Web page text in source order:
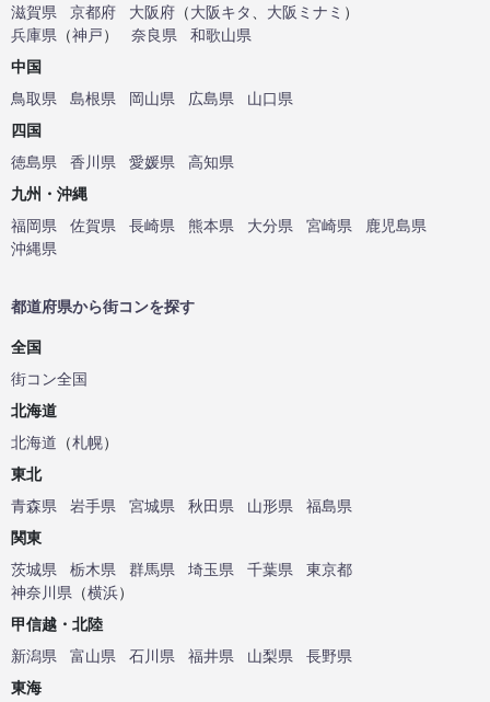
滋賀県
京都府 大阪府 （大阪キタ 大阪ミナミ ）
兵庫県 （神戸） 奈良県
和歌山県
中国
鳥取県
島根県 岡山県 広島県
山口県
四国
徳島県
香川県 愛媛県
高知県
九州・沖縄
福岡県
佐賀県 長崎県 熊本県 大分県 宮崎県
鹿児島県
沖縄県
都道府県から街コンを探す
全国
街コン全国
北海道
北海道 （札幌）
東北
青森県
岩手県 宮城県 秋田県 山形県
福島県
関東
茨城県
栃木県 群馬県 埼玉県 千葉県
東京都
神奈川県 （横浜）
甲信越・北陸
新潟県
富山県 石川県 福井県 山梨県
長野県
東海